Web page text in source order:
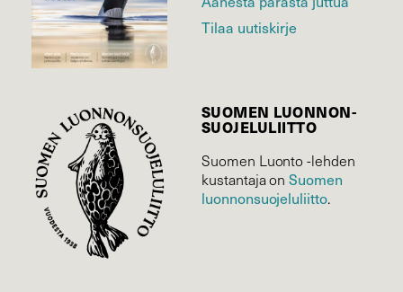
Tilaa uutiskirje
SUOMEN LUONNON­
SUOJELU­LIITTO
Suomen Luonto -lehden
kustantaja onSuomen
luonnonsuojelu­liitto.